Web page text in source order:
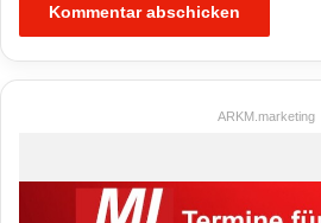
ARKM.marketing